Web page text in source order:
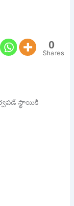
0
Shares
స్థాయికి